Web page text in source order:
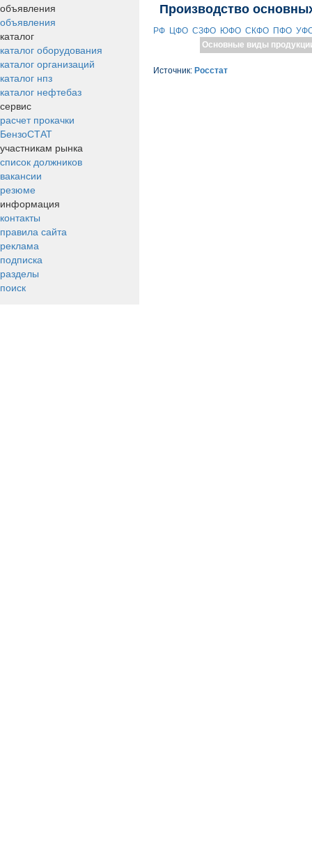
объявления
объявления
каталог
каталог оборудования
каталог организаций
каталог нпз
каталог нефтебаз
сервис
расчет прокачки
БензоСТАТ
участникам рынка
список должников
вакансии
резюме
информация
контакты
правила сайта
реклама
подписка
разделы
поиск
Производство
РФ ЦФО СЗФО ЮФО СКФО ПФО
Основные виды
Источник: Росстат